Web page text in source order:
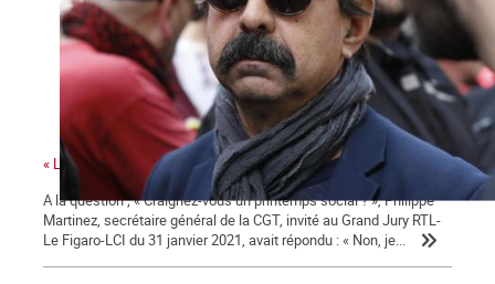
« La colère sociale est là » ...
A la question ; « Craignez-vous un printemps social ? », Philippe
Martinez, secrétaire général de la CGT, invité au Grand Jury RTL-
Le Figaro-LCI du 31 janvier 2021, avait répondu : « Non, je...